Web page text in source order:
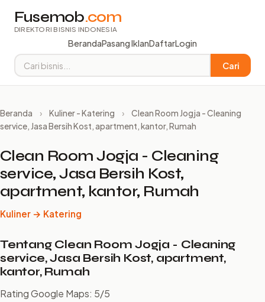
Fusemob.com
DIREKTORI BISNIS INDONESIA
BerandaPasang IklanDaftarLogin
Cari
Beranda › Kuliner - Katering ›
Clean Room Jogja - Cleaning
service, Jasa Bersih Kost, apartment, kantor, Rumah
Clean Room Jogja - Cleaning
service, Jasa Bersih Kost,
apartment, kantor, Rumah
Kuliner → Katering
Tentang Clean Room Jogja - Cleaning
service, Jasa Bersih Kost, apartment,
kantor, Rumah
Rating Google Maps: 5/5